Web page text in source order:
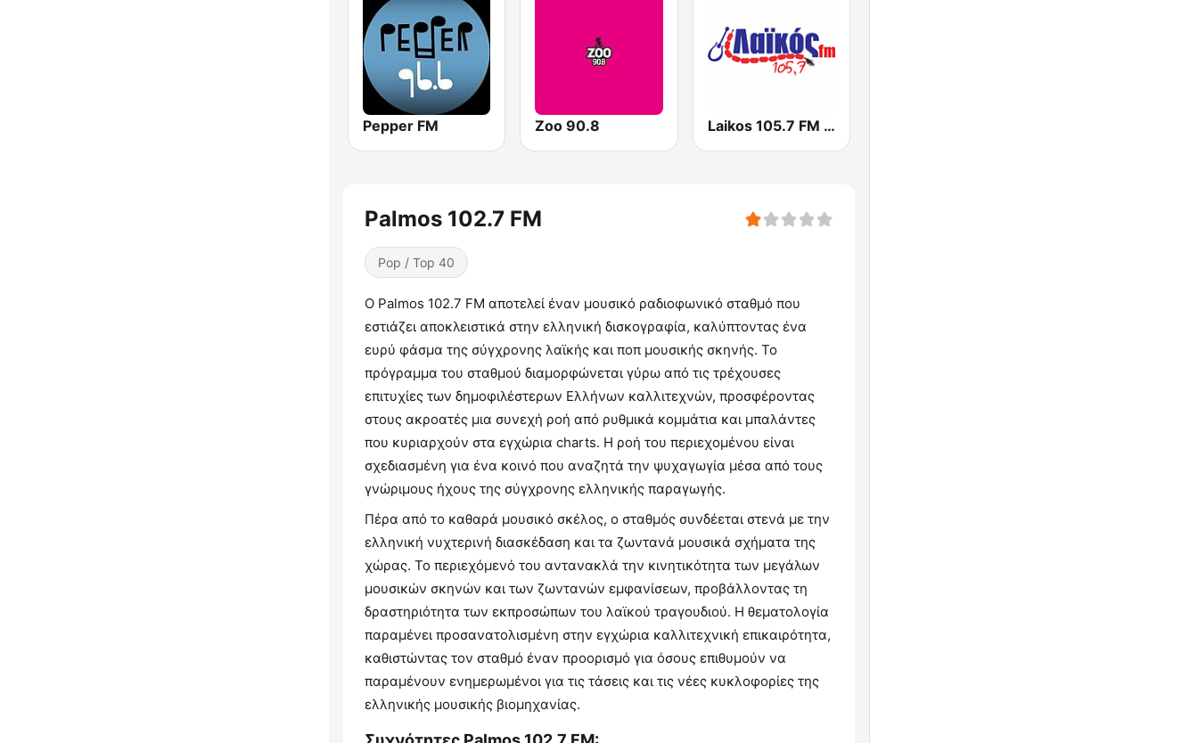
Pepper FM Zoo 90.8 Laikos 105.7 FM (Λαϊκός fm)
Palmos 102.7 FM
Pop / Top 40
Ο Palmos 102.7 FM αποτελεί έναν μουσικό ραδιοφωνικό σταθμό που
εστιάζει αποκλειστικά στην ελληνική δισκογραφία, καλύπτοντας ένα
ευρύ φάσμα της σύγχρονης λαϊκής και ποπ μουσικής σκηνής. Το
πρόγραμμα του σταθμού διαμορφώνεται γύρω από τις τρέχουσες
επιτυχίες των δημοφιλέστερων Ελλήνων καλλιτεχνών, προσφέροντας
στους ακροατές μια συνεχή ροή από ρυθμικά κομμάτια και μπαλάντες
που κυριαρχούν στα εγχώρια charts. Η ροή του περιεχομένου είναι
σχεδιασμένη για ένα κοινό που αναζητά την ψυχαγωγία μέσα από τους
γνώριμους ήχους της σύγχρονης ελληνικής παραγωγής.
Πέρα από το καθαρά μουσικό σκέλος, ο σταθμός συνδέεται στενά με την
ελληνική νυχτερινή διασκέδαση και τα ζωντανά μουσικά σχήματα της
χώρας. Το περιεχόμενό του αντανακλά την κινητικότητα των μεγάλων
μουσικών σκηνών και των ζωντανών εμφανίσεων, προβάλλοντας τη
δραστηριότητα των εκπροσώπων του λαϊκού τραγουδιού. Η θεματολογία
παραμένει προσανατολισμένη στην εγχώρια καλλιτεχνική επικαιρότητα,
καθιστώντας τον σταθμό έναν προορισμό για όσους επιθυμούν να
παραμένουν ενημερωμένοι για τις τάσεις και τις νέες κυκλοφορίες της
ελληνικής μουσικής βιομηχανίας.